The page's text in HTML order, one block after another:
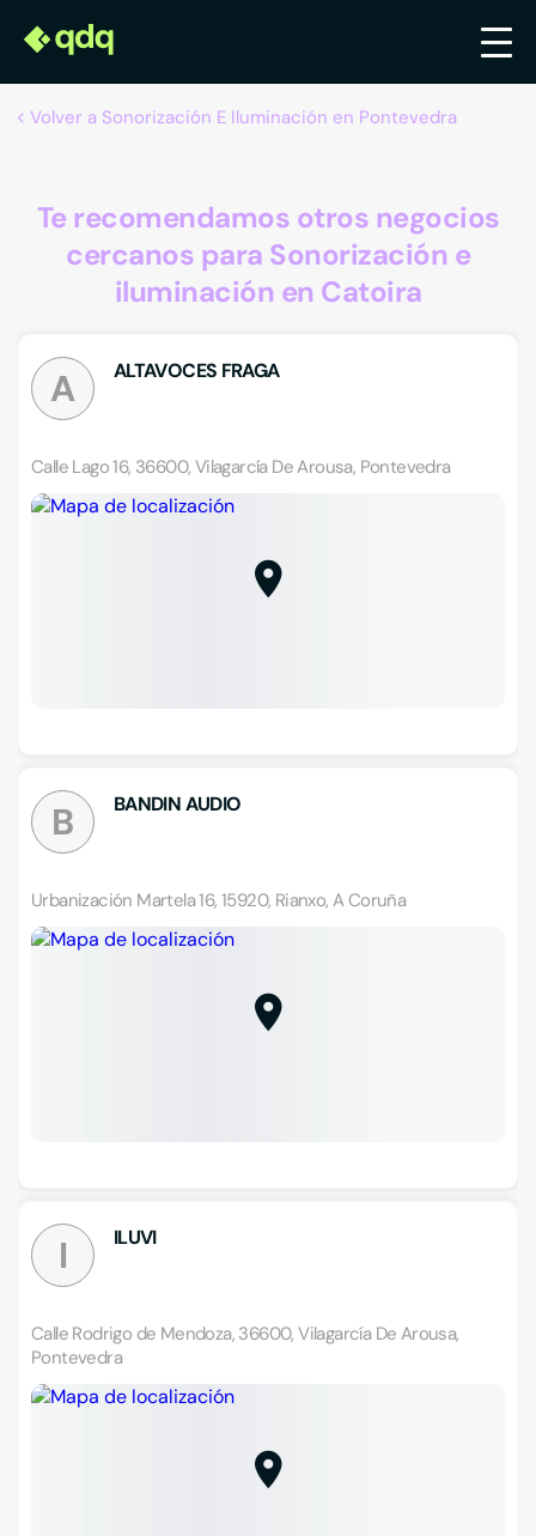
Volver a Sonorización E Iluminación en Pontevedra
Te recomendamos otros negocios
cercanos para Sonorización e
iluminación en Catoira
A ALTAVOCES FRAGA
Calle Lago 16, 36600, Vilagarcía De Arousa, Pontevedra
B BANDIN AUDIO
Urbanización Martela 16, 15920, Rianxo, A Coruña
I ILUVI
Calle Rodrigo de Mendoza, 36600, Vilagarcía De Arousa,
Pontevedra